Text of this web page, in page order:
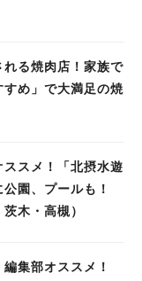
れる焼肉店！家族で
め」で大満足の焼
ススメ！「北摂水遊
園、プールも！
木・高槻）
編集部オススメ！